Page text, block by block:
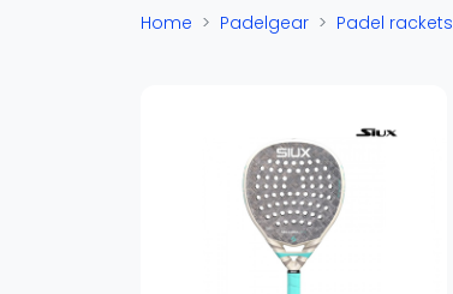
De Padel Gids
Padelreizen
Organisatie
Banenbouwers
Overige categorien
Home Padelgear Padel rackets